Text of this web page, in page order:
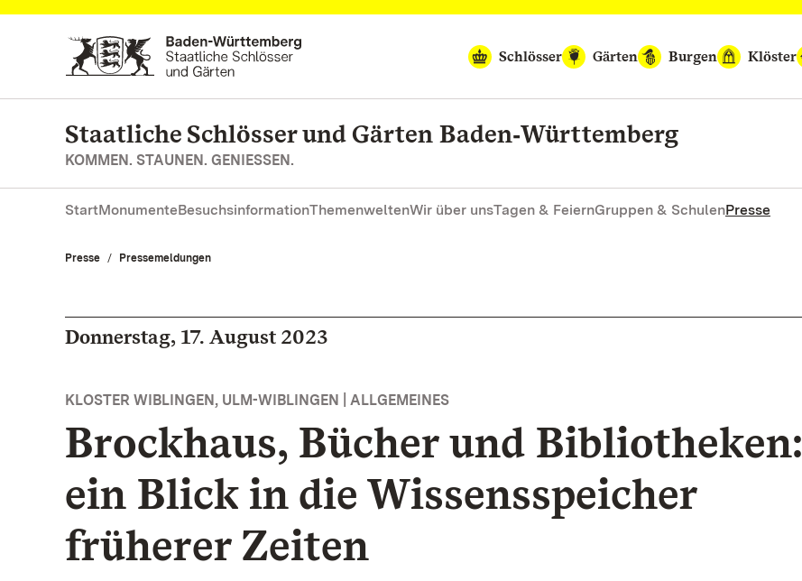
Zum Hauptinhalt springen
Schlösser
Gärten Burgen Klöster
Staatliche Schlösser und Gärten Baden‑Württemberg
KOMMEN. STAUNEN. GENIESSEN.
StartMonumenteBesuchsinformationThemenweltenWir über unsTagen & FeiernGruppen & SchulenPresse
Presse Pressemeldungen
Donnerstag, 17. August 2023
KLOSTER WIBLINGEN, ULM-WIBLINGEN | ALLGEMEINES
Brockhaus, Bücher und Bibliotheken:
ein Blick in die Wissensspeicher
früherer Zeiten